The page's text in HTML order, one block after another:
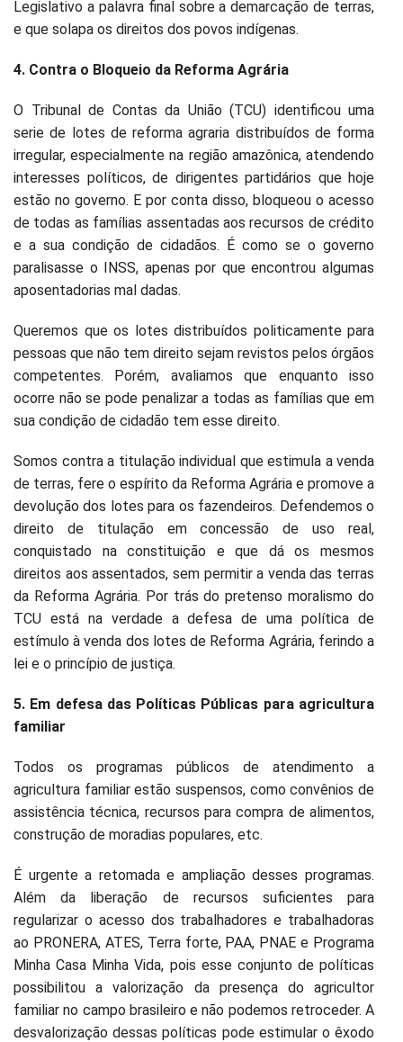
Legislativo a palavra final sobre a demarcação de terras,
e que solapa os direitos dos povos indígenas.
4. Contra o Bloqueio da Reforma Agrária
O Tribunal de Contas da União (TCU) identificou uma
serie de lotes de reforma agraria distribuídos de forma
irregular, especialmente na região amazônica, atendendo
interesses políticos, de dirigentes partidários que hoje
estão no governo. E por conta disso, bloqueou o acesso
de todas as famílias assentadas aos recursos de crédito
e a sua condição de cidadãos. É como se o governo
paralisasse o INSS, apenas por que encontrou algumas
aposentadorias mal dadas.
Queremos que os lotes distribuídos politicamente para
pessoas que não tem direito sejam revistos pelos órgãos
competentes. Porém, avaliamos que enquanto isso
ocorre não se pode penalizar a todas as famílias que em
sua condição de cidadão tem esse direito.
Somos contra a titulação individual que estimula a venda
de terras, fere o espírito da Reforma Agrária e promove a
devolução dos lotes para os fazendeiros. Defendemos o
direito de titulação em concessão de uso real,
conquistado na constituição e que dá os mesmos
direitos aos assentados, sem permitir a venda das terras
da Reforma Agrária. Por trás do pretenso moralismo do
TCU está na verdade a defesa de uma política de
estímulo à venda dos lotes de Reforma Agrária, ferindo a
lei e o princípio de justiça.
5. Em defesa das Políticas Públicas para agricultura
familiar
Todos os programas públicos de atendimento a
agricultura familiar estão suspensos, como convênios de
assistência técnica, recursos para compra de alimentos,
construção de moradias populares, etc.
É urgente a retomada e ampliação desses programas.
Além da liberação de recursos suficientes para
regularizar o acesso dos trabalhadores e trabalhadoras
ao PRONERA, ATES, Terra forte, PAA, PNAE e Programa
Minha Casa Minha Vida, pois esse conjunto de políticas
possibilitou a valorização da presença do agricultor
familiar no campo brasileiro e não podemos retroceder. A
desvalorização dessas políticas pode estimular o êxodo